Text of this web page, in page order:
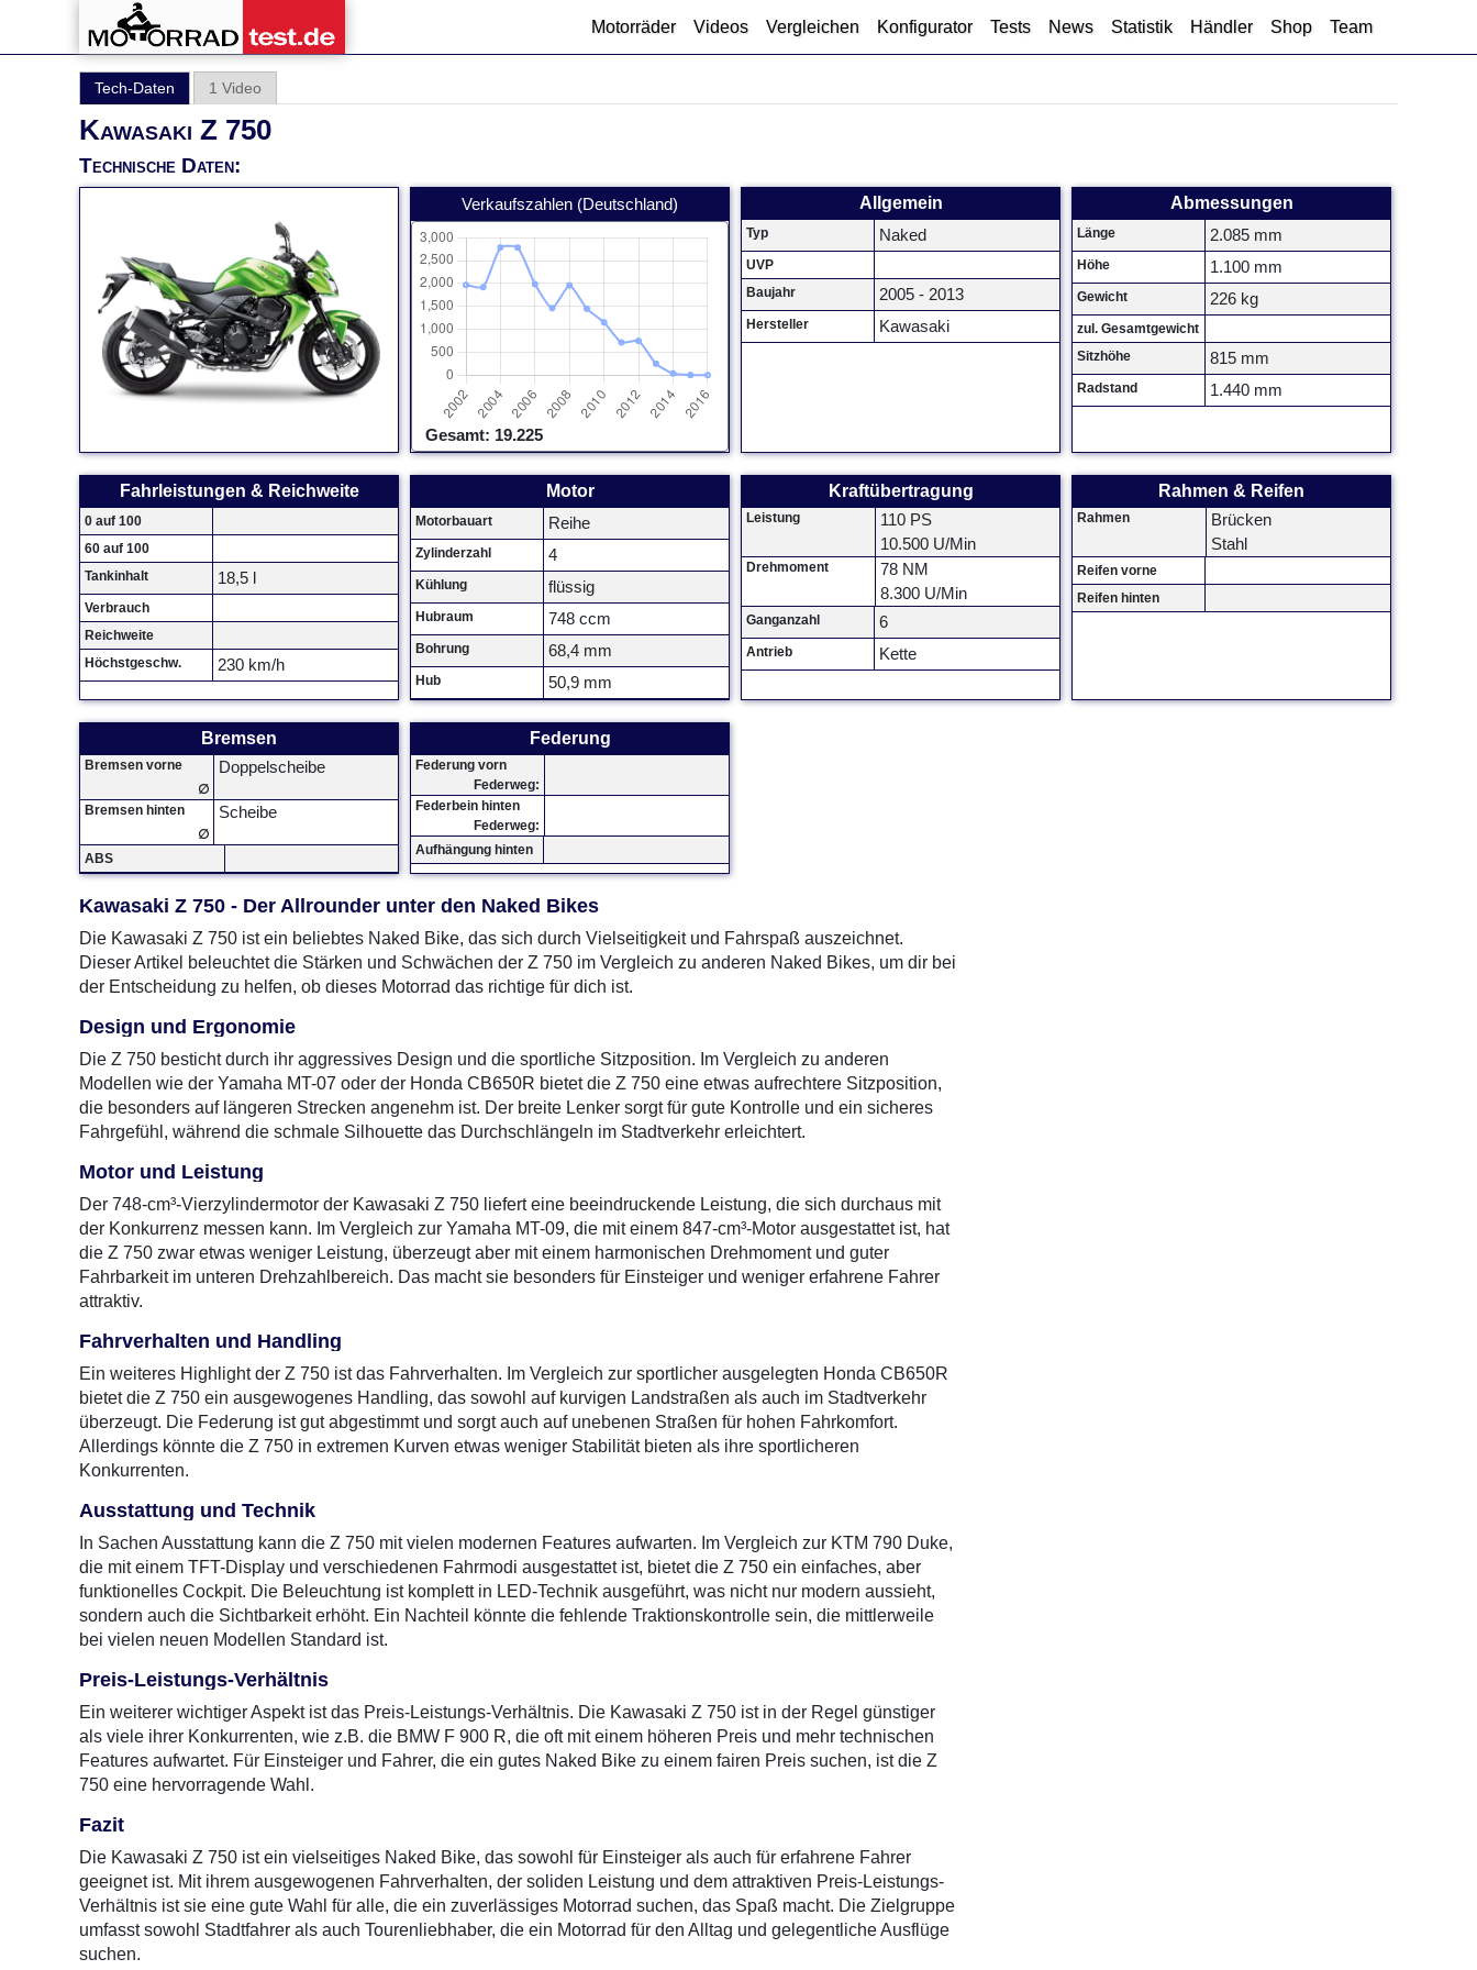
Motorräder Videos Vergleichen Konfigurator Tests News Statistik Händler Shop Team
Tech-Daten 1 Video
Kawasaki Z 750
Technische Daten:
Verkaufszahlen (Deutschland)
Gesamt: 19.225
Allgemein
Typ Naked
UVP
Baujahr
2005 - 2013
Hersteller Kawasaki
Abmessungen
Länge 2.085 mm
Höhe 1.100 mm
Gewicht 226 kg
zul. Gesamtgewicht
Sitzhöhe
815 mm
Radstand 1.440 mm
Fahrleistungen & Reichweite
0 auf 100
60 auf 100
Tankinhalt
18,5 l
Verbrauch
Reichweite
Höchstgeschw.
230 km/h
Motor
Motorbauart Reihe
Zylinderzahl 4
Kühlung flüssig
Hubraum 748 ccm
Bohrung 68,4 mm
Hub 50,9 mm
Kraftübertragung
Leistung
110 PS
10.500 U/Min
Drehmoment
78 NM
8.300 U/Min
Ganganzahl 6
Antrieb Kette
Rahmen & Reifen
Rahmen
Brücken
Stahl
Reifen vorne
Reifen hinten
Bremsen
Bremsen vorne Doppelscheibe
∅
Bremsen hinten
Scheibe
∅
ABS
Federung
Federung vorn
Federweg:
Federbein hinten
Federweg:
Aufhängung hinten
Kawasaki Z 750 - Der Allrounder unter den Naked Bikes
Die Kawasaki Z 750 ist ein beliebtes Naked Bike, das sich durch Vielseitigkeit und Fahrspaß auszeichnet.
Dieser Artikel beleuchtet die Stärken und Schwächen der Z 750 im Vergleich zu anderen Naked Bikes, um dir bei
der Entscheidung zu helfen, ob dieses Motorrad das richtige für dich ist.
Design und Ergonomie
Die Z 750 besticht durch ihr aggressives Design und die sportliche Sitzposition. Im Vergleich zu anderen
Modellen wie der Yamaha MT-07 oder der Honda CB650R bietet die Z 750 eine etwas aufrechtere Sitzposition,
die besonders auf längeren Strecken angenehm ist. Der breite Lenker sorgt für gute Kontrolle und ein sicheres
Fahrgefühl, während die schmale Silhouette das Durchschlängeln im Stadtverkehr erleichtert.
Motor und Leistung
Der 748-cm³-Vierzylindermotor der Kawasaki Z 750 liefert eine beeindruckende Leistung, die sich durchaus mit
der Konkurrenz messen kann. Im Vergleich zur Yamaha MT-09, die mit einem 847-cm³-Motor ausgestattet ist, hat
die Z 750 zwar etwas weniger Leistung, überzeugt aber mit einem harmonischen Drehmoment und guter
Fahrbarkeit im unteren Drehzahlbereich. Das macht sie besonders für Einsteiger und weniger erfahrene Fahrer
attraktiv.
Fahrverhalten und Handling
Ein weiteres Highlight der Z 750 ist das Fahrverhalten. Im Vergleich zur sportlicher ausgelegten Honda CB650R
bietet die Z 750 ein ausgewogenes Handling, das sowohl auf kurvigen Landstraßen als auch im Stadtverkehr
überzeugt. Die Federung ist gut abgestimmt und sorgt auch auf unebenen Straßen für hohen Fahrkomfort.
Allerdings könnte die Z 750 in extremen Kurven etwas weniger Stabilität bieten als ihre sportlicheren
Konkurrenten.
Ausstattung und Technik
In Sachen Ausstattung kann die Z 750 mit vielen modernen Features aufwarten. Im Vergleich zur KTM 790 Duke,
die mit einem TFT-Display und verschiedenen Fahrmodi ausgestattet ist, bietet die Z 750 ein einfaches, aber
funktionelles Cockpit. Die Beleuchtung ist komplett in LED-Technik ausgeführt, was nicht nur modern aussieht,
sondern auch die Sichtbarkeit erhöht. Ein Nachteil könnte die fehlende Traktionskontrolle sein, die mittlerweile
bei vielen neuen Modellen Standard ist.
Preis-Leistungs-Verhältnis
Ein weiterer wichtiger Aspekt ist das Preis-Leistungs-Verhältnis. Die Kawasaki Z 750 ist in der Regel günstiger
als viele ihrer Konkurrenten, wie z.B. die BMW F 900 R, die oft mit einem höheren Preis und mehr technischen
Features aufwartet. Für Einsteiger und Fahrer, die ein gutes Naked Bike zu einem fairen Preis suchen, ist die Z
750 eine hervorragende Wahl.
Fazit
Die Kawasaki Z 750 ist ein vielseitiges Naked Bike, das sowohl für Einsteiger als auch für erfahrene Fahrer
geeignet ist. Mit ihrem ausgewogenen Fahrverhalten, der soliden Leistung und dem attraktiven Preis-Leistungs-
Verhältnis ist sie eine gute Wahl für alle, die ein zuverlässiges Motorrad suchen, das Spaß macht. Die Zielgruppe
umfasst sowohl Stadtfahrer als auch Tourenliebhaber, die ein Motorrad für den Alltag und gelegentliche Ausflüge
suchen.